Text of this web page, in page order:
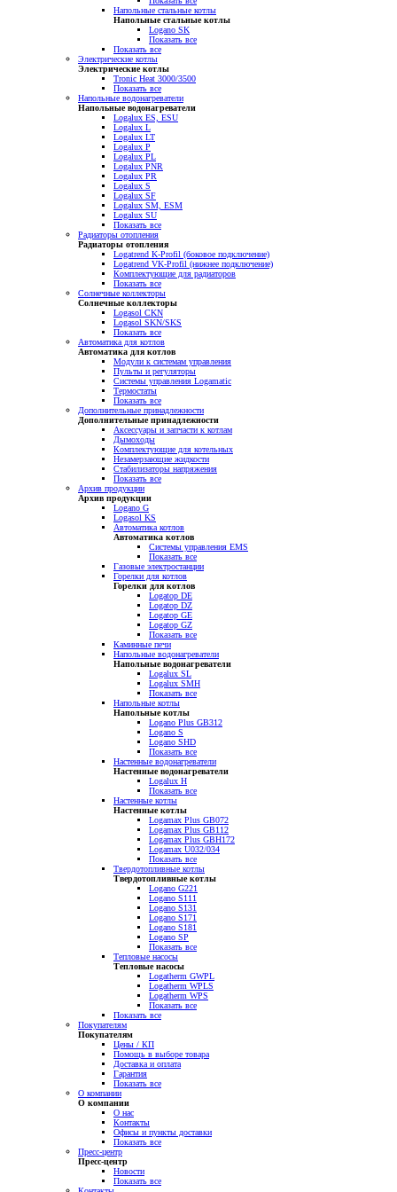
Напольные стальные котлы
Напольные стальные котлы
Logano SK
Показать все
Показать все
Электрические котлы
Электрические котлы
Tronic Heat 3000/3500
Показать все
Напольные водонагреватели
Напольные водонагреватели
Logalux ES, ESU
Logalux L
Logalux LT
Logalux P
Logalux PL
Logalux PNR
Logalux PR
Logalux S
Logalux SF
Logalux SM, ESM
Logalux SU
Показать все
Радиаторы отопления
Радиаторы отопления
Logatrend K-Profil (боковое подключение)
Logatrend VK-Profil (нижнее подключение)
Комплектующие для радиаторов
Показать все
Солнечные коллекторы
Солнечные коллекторы
Logasol CKN
Logasol SKN/SKS
Показать все
Автоматика для котлов
Автоматика для котлов
Модули к системам управления
Пульты и регуляторы
Системы управления Logamatic
Термостаты
Показать все
Дополнительные принадлежности
Дополнительные принадлежности
Аксессуары и запчасти к котлам
Дымоходы
Комплектующие для котельных
Незамерзающие жидкости
Стабилизаторы напряжения
Показать все
Архив продукции
Архив продукции
Logano G
Logasol KS
Автоматика котлов
Автоматика котлов
Системы управления EMS
Показать все
Газовые электростанции
Горелки для котлов
Горелки для котлов
Logatop DE
Logatop DZ
Logatop GE
Logatop GZ
Показать все
Каминные печи
Напольные водонагреватели
Напольные водонагреватели
Logalux SL
Logalux SMH
Показать все
Напольные котлы
Напольные котлы
Logano Plus GB312
Logano S
Logano SHD
Показать все
Настенные водонагреватели
Настенные водонагреватели
Logalux H
Показать все
Настенные котлы
Настенные котлы
Logamax Plus GB072
Logamax Plus GB112
Logamax Plus GBH172
Logamax U032/034
Показать все
Твердотопливные котлы
Твердотопливные котлы
Logano G221
Logano S111
Logano S131
Logano S171
Logano S181
Logano SP
Показать все
Тепловые насосы
Тепловые насосы
Logatherm GWPL
Logatherm WPLS
Logatherm WPS
Показать все
Показать все
Покупателям
Покупателям
Цены / КП
Помощь в выборе товара
Доставка и оплата
Гарантия
Показать все
О компании
О компании
О нас
Контакты
Офисы и пункты доставки
Показать все
Пресс-центр
Пресс-центр
Новости
Показать все